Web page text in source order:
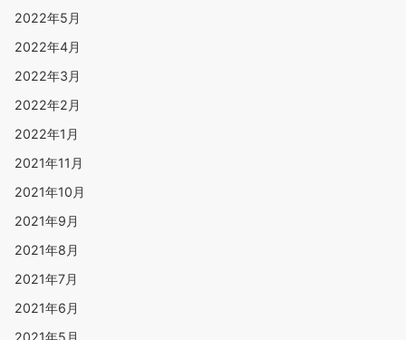
2022年5月
2022年4月
2022年3月
2022年2月
2022年1月
2021年11月
2021年10月
2021年9月
2021年8月
2021年7月
2021年6月
2021年5月